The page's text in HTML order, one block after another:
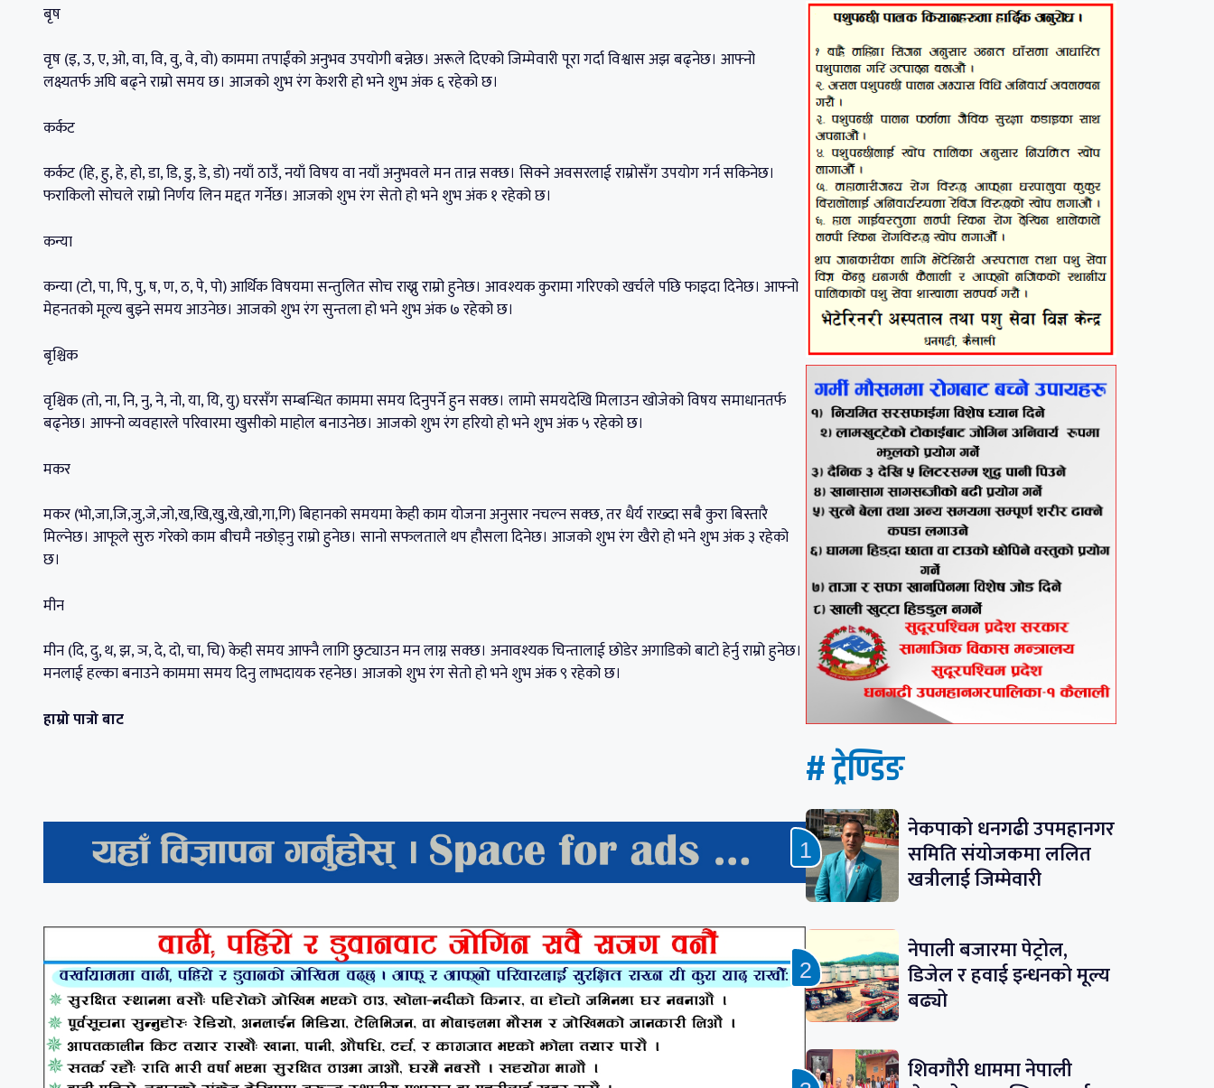
बृष
वृष (इ, उ, ए, ओ, वा, वि, वु, वे, वो) काममा तपाईंको अनुभव उपयोगी बन्नेछ। अरूले दिएको जिम्मेवारी पूरा गर्दा विश्वास अझ बढ्नेछ। आफ्नो
लक्ष्यतर्फ अघि बढ्ने राम्रो समय छ। आजको शुभ रंग केशरी हो भने शुभ अंक ६ रहेको छ।
कर्कट
कर्कट (हि, हु, हे, हो, डा, डि, डु, डे, डो) नयाँ ठाउँ, नयाँ विषय वा नयाँ अनुभवले मन तान्न सक्छ। सिक्ने अवसरलाई राम्रोसँग उपयोग गर्न सकिनेछ।
फराकिलो सोचले राम्रो निर्णय लिन मद्दत गर्नेछ। आजको शुभ रंग सेतो हो भने शुभ अंक १ रहेको छ।
कन्या
कन्या (टो, पा, पि, पु, ष, ण, ठ, पे, पो) आर्थिक विषयमा सन्तुलित सोच राख्नु राम्रो हुनेछ। आवश्यक कुरामा गरिएको खर्चले पछि फाइदा दिनेछ। आफ्नो
मेहनतको मूल्य बुझ्ने समय आउनेछ। आजको शुभ रंग सुन्तला हो भने शुभ अंक ७ रहेको छ।
बृश्चिक
वृश्चिक (तो, ना, नि, नु, ने, नो, या, यि, यु) घरसँग सम्बन्धित काममा समय दिनुपर्ने हुन सक्छ। लामो समयदेखि मिलाउन खोजेको विषय समाधानतर्फ
बढ्नेछ। आफ्नो व्यवहारले परिवारमा खुसीको माहोल बनाउनेछ। आजको शुभ रंग हरियो हो भने शुभ अंक ५ रहेको छ।
मकर
मकर (भो,जा,जि,जु,जे,जो,ख,खि,खु,खे,खो,गा,गि) बिहानको समयमा केही काम योजना अनुसार नचल्न सक्छ, तर धैर्य राख्दा सबै कुरा बिस्तारै
मिल्नेछ। आफूले सुरु गरेको काम बीचमै नछोड्नु राम्रो हुनेछ। सानो सफलताले थप हौसला दिनेछ। आजको शुभ रंग खैरो हो भने शुभ अंक ३ रहेको
छ।
मीन
मीन (दि, दु, थ, झ, ञ, दे, दो, चा, चि) केही समय आफ्नै लागि छुट्याउन मन लाग्न सक्छ। अनावश्यक चिन्तालाई छोडेर अगाडिको बाटो हेर्नु राम्रो हुनेछ।
मनलाई हल्का बनाउने काममा समय दिनु लाभदायक रहनेछ। आजको शुभ रंग सेतो हो भने शुभ अंक ९ रहेको छ।
हाम्रो पात्रो बाट
# ट्रेण्डिङ
नेकपाको धनगढी उपमहानगर
समिति संयोजकमा ललित
खत्रीलाई जिम्मेवारी
नेपाली बजारमा पेट्रोल,
डिजेल र हवाई इन्धनको मूल्य
बढ्यो
शिवगौरी धाममा नेपाली